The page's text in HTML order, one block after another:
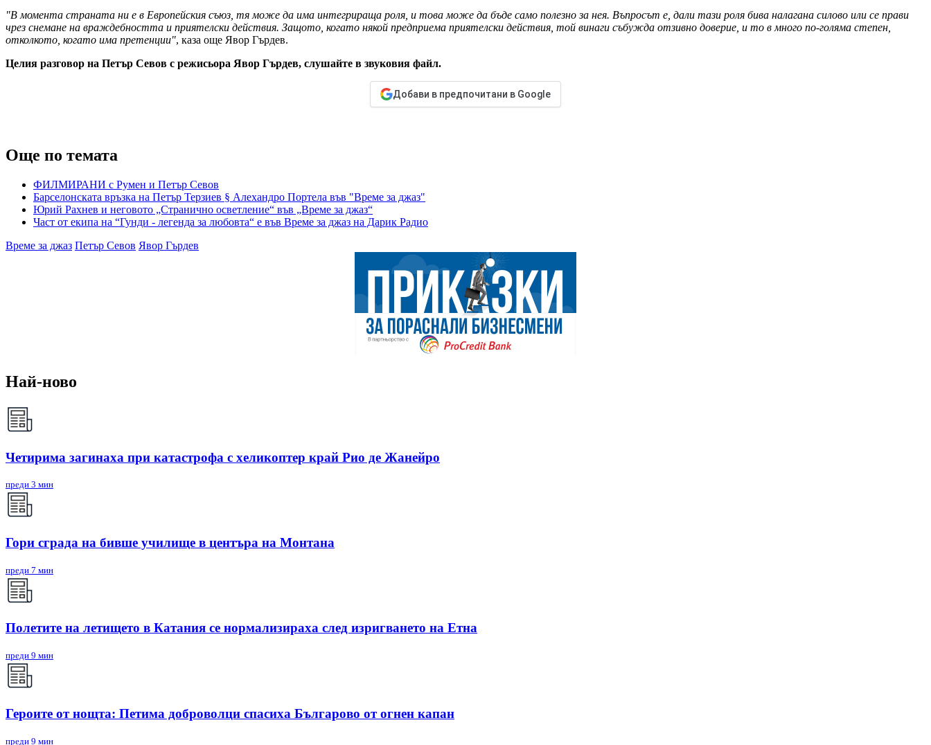
"В момента страната ни е в Европейския съюз, тя може да има интегрираща роля, и това може да бъде само полезно за нея. Въпросът е, дали тази роля бива налагана силово или се прави
чрез снемане на враждебността и приятелски действия. Защото, когато някой предприема приятелски действия, той винаги събужда отзивно доверие, и то в много по-голяма степен,
отколкото, когато има претенции", каза още Явор Гърдев.
Целия разговор на Петър Севов с режисьора Явор Гърдев, слушайте в звуковия файл.
Добави в предпочитани в Google
Още по темата
ФИЛМИРАНИ с Румен и Петър Севов
Барселонската връзка на Петър Терзиев § Алехандро Портела във "Време за джаз"
Юрий Рахнев и неговото „Странично осветление“ във „Време за джаз“
Част от екипа на “Гунди - легенда за любовта“ е във Време за джаз на Дарик Радио
Време за джаз Петър Севов Явор Гърдев
Най-ново
Четирима загинаха при катастрофа с хеликоптер край Рио де Жанейро
преди 3 мин
Гори сграда на бивше училище в центъра на Монтана
преди 7 мин
Полетите на летището в Катания се нормализираха след изригването на Етна
преди 9 мин
Героите от нощта: Петима доброволци спасиха Българово от огнен капан
преди 9 мин